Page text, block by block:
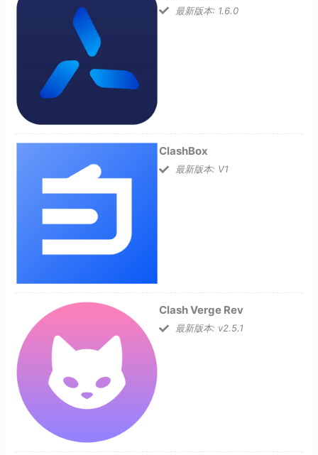
最新版本: 1.6.0
ClashBox
最新版本: V1
Clash Verge Rev
最新版本: v2.5.1